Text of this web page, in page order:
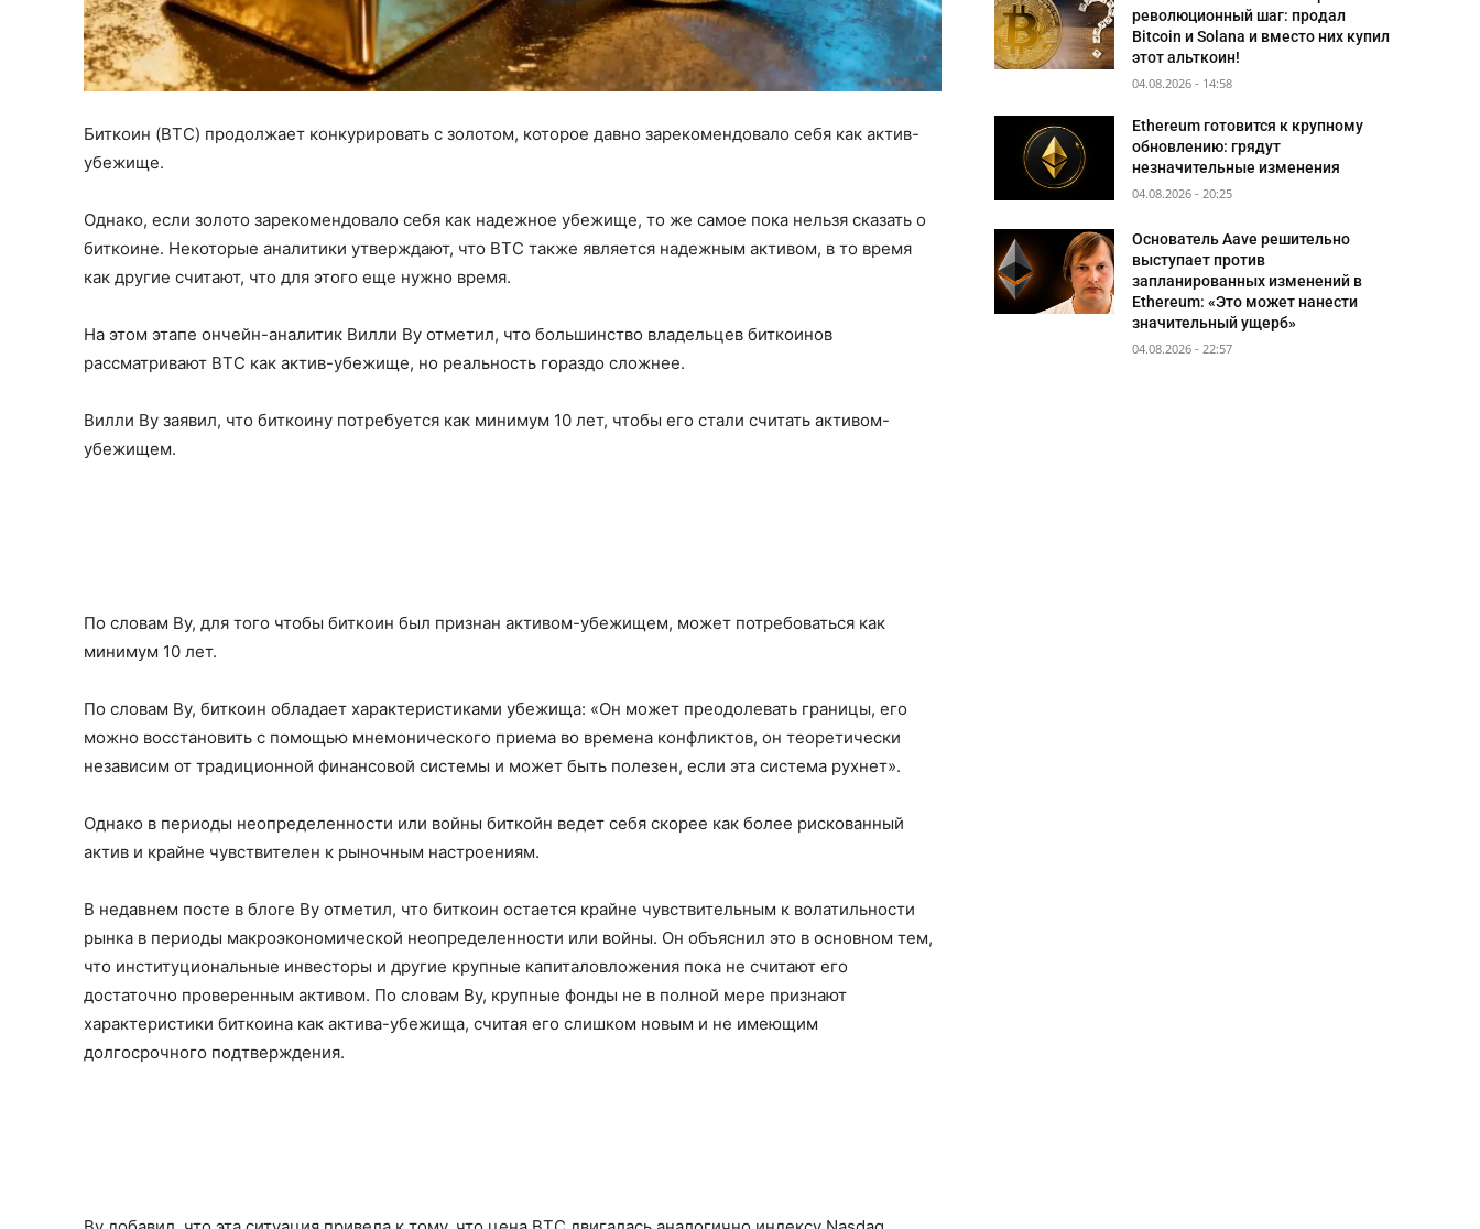
Биткоин (BTC) продолжает конкурировать с золотом, которое давно зарекомендовало себя как актив-
убежище.
Однако, если золото зарекомендовало себя как надежное убежище, то же самое пока нельзя сказать о
биткоине. Некоторые аналитики утверждают, что BTC также является надежным активом, в то время
как другие считают, что для этого еще нужно время.
На этом этапе ончейн-аналитик Вилли Ву отметил, что большинство владельцев биткоинов
рассматривают BTC как актив-убежище, но реальность гораздо сложнее.
Вилли Ву заявил, что биткоину потребуется как минимум 10 лет, чтобы его стали считать активом-
убежищем.
По словам Ву, для того чтобы биткоин был признан активом-убежищем, может потребоваться как
минимум 10 лет.
По словам Ву, биткоин обладает характеристиками убежища: «Он может преодолевать границы, его
можно восстановить с помощью мнемонического приема во времена конфликтов, он теоретически
независим от традиционной финансовой системы и может быть полезен, если эта система рухнет».
Однако в периоды неопределенности или войны биткойн ведет себя скорее как более рискованный
актив и крайне чувствителен к рыночным настроениям.
В недавнем посте в блоге Ву отметил, что биткоин остается крайне чувствительным к волатильности
рынка в периоды макроэкономической неопределенности или войны. Он объяснил это в основном тем,
что институциональные инвесторы и другие крупные капиталовложения пока не считают его
достаточно проверенным активом. По словам Ву, крупные фонды не в полной мере признают
характеристики биткоина как актива-убежища, считая его слишком новым и не имеющим
долгосрочного подтверждения.
революционный шаг: продал
Bitcoin и Solana и вместо них купил
этот альткоин!
04.08.2026 - 14:58
Ethereum готовится к крупному
обновлению: грядут
незначительные изменения
04.08.2026 - 20:25
Основатель Aave решительно
выступает против
запланированных изменений в
Ethereum: «Это может нанести
значительный ущерб»
04.08.2026 - 22:57